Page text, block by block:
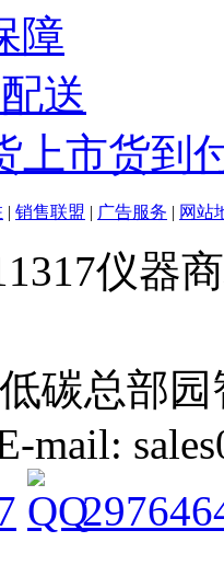
障
送
上市货到
| 销售联盟 | 广告服务 | 网站
仪器
碳总部
mail: